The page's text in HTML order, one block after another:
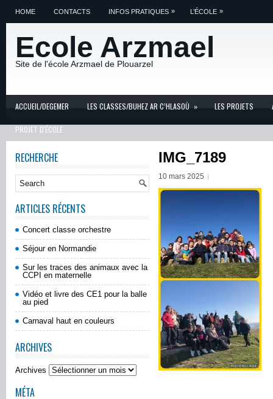
HOME CONTACTS INFOS PRATIQUES » L’ÉCOLE »
Ecole Arzmael
Site de l'école Arzmael de Plouarzel
ACCUEIL/DEGEMER LES CLASSES/BUHEZ AR C’HLASOÙ » LES PROJETS
PROJET D'ÉCOLE
IMG_7189
10 mars 2025
RECHERCHE
ARTICLES RÉCENTS
Concert classe orchestre
Séjour en Normandie
Sur les traces des animaux avec la
CCPI en maternelle
Vidéo et livre des CE1 pour la balle
au pied
Carnaval haut en couleurs
ARCHIVES
Archives
MÉTA